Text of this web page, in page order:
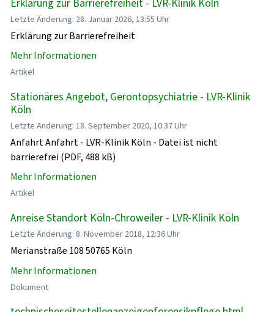
Letzte Änderung: 28. Januar 2026, 13:55 Uhr
Erklärung zur Barrierefreiheit
Mehr Informationen
Artikel
Stationäres Angebot, Gerontopsychiatrie - LVR-Klinik
Köln
Letzte Änderung: 18. September 2020, 10:37 Uhr
Anfahrt Anfahrt - LVR-Klinik Köln - Datei ist nicht
barrierefrei (PDF, 488 kB)
Mehr Informationen
Artikel
Anreise Standort Köln-Chroweiler - LVR-Klinik Köln
Letzte Änderung: 8. November 2018, 12:36 Uhr
Merianstraße 108 50765 Köln
Mehr Informationen
Dokument